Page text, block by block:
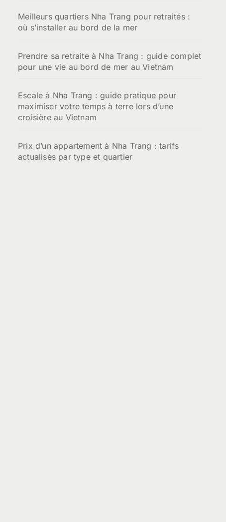
Meilleurs quartiers Nha Trang pour retraités :
où s’installer au bord de la mer
Prendre sa retraite à Nha Trang : guide complet
pour une vie au bord de mer au Vietnam
Escale à Nha Trang : guide pratique pour
maximiser votre temps à terre lors d’une
croisière au Vietnam
Prix d’un appartement à Nha Trang : tarifs
actualisés par type et quartier